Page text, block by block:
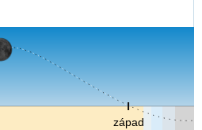
západ